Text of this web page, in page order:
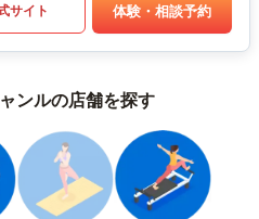
サイト 体験・相談予約
ンルの店舗を探す